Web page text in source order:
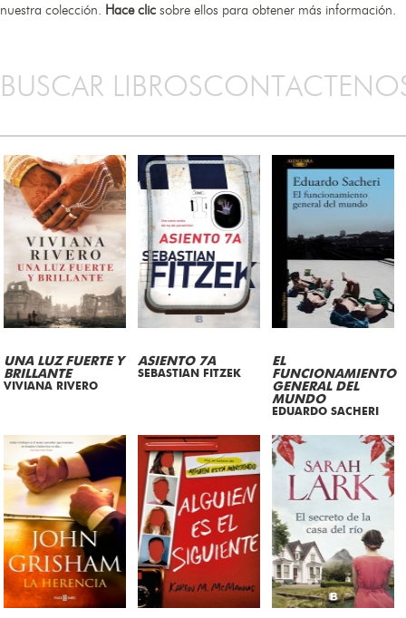
nuestra colección. Hace clic sobre ellos para obtener más información.
BUSCAR LIBROS
UNA LUZ FUERTE Y
BRILLANTE
VIVIANA RIVERO
ASIENTO 7A
SEBASTIAN FITZEK
EL
FUNCIONAMIENTO
GENERAL DEL
MUNDO
EDUARDO SACHERI